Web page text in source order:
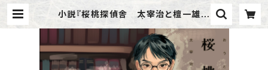
小説『桜桃探偵舎 太宰治と檀一雄の
事件簿』私家版 | アメツチ屋